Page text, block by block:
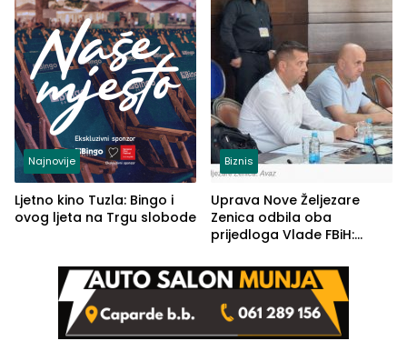
Najnovije
Ljetno kino Tuzla: Bingo i
ovog ljeta na Trgu slobode
Biznis
Uprava Nove Željezare
Zenica odbila oba
prijedloga Vlade FBiH:
rješenje